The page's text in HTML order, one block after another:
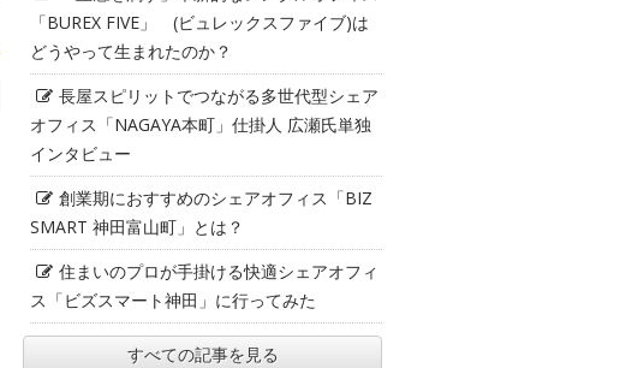
「BUREX FIVE」 (ビュレックスファイブ)は
どうやって生まれたのか？
長屋スピリットでつながる多世代型シェア
オフィス「NAGAYA本町」仕掛人 広瀬氏単独
インタビュー
創業期におすすめのシェアオフィス「BIZ
SMART 神田富山町」とは？
住まいのプロが手掛ける快適シェアオフィ
ス「ビズスマート神田」に行ってみた
すべての記事を見る